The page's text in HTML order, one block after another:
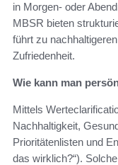
in Morgen- oder
MBSR bieten
führt zu
Zufriedenheit.
Wie kann man
Mittels
Nachhaltigkeit,
Prioritätenlisten und
das wirklich?“).